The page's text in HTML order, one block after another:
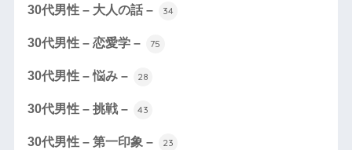
30代男性 – 大人の話 – 34
30代男性 – 恋愛学 – 75
30代男性 – 悩み – 28
30代男性 – 挑戦 – 43
30代男性 – 第一印象 – 23